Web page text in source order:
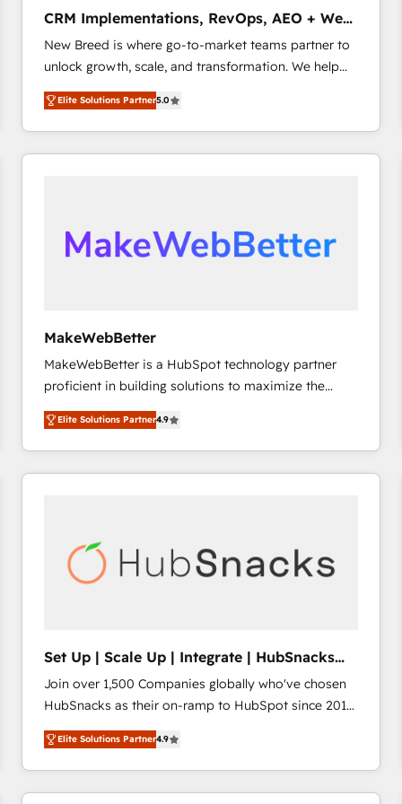
2️⃣ AIエージェント組織構築 営業・マーケティング業務
の一部をAIが自律実行する組織への移行を設計・実装。
Breeze・Claude等をHubSpotと連携させ、役割定義・
運用ルール・成果指標まで含めて設計します。 3️⃣ 全社
DX × AI推進のPMO伴走支援 複数部門をまたぐDX×AI変
革を、構想から実装・定着までPMOとして主導。「設
定の代行ではなく、設計の責任」を引き受け、部門横断
提供。 ▸ 既存CRM・MAからの移行支援：Salesforce・
ンツとサイト構造を最適化。 🏆 なぜ100incを選ぶの
ード受賞・HUGリーダー ✓ ISO27001:2022 /
ISO9001:2015 取得 ✓ 400社以上の導入実績 ✓
HubSpot大百科 出版 CRM・AI活用に関するご相談、現
CRM Implementations, RevOps, AEO + Web,
Demand Gen
New Breed is where go-to-market teams partner to
unlock growth, scale, and transformation. We help
companies activate HubSpot’s AI-powered
customer platform and operationalize HubSpot’s
Loop Marketing framework through expert-led
services, smart agents, and purpose-built apps,
🎯Demand Gen & ABM: Drive pipeline with inbound,
ABM, AEO, SEO, & paid media that fuel growth. 👩‍💻
configure HubSpot AI, & maximize AEO with tailored
AI services. 🧩Integrations: Extend HubSpot with
custom integrations, hosting, & maintenance. As
HubSpot’s only Elite Partner with all 8 Accreditations
and a 3× Partner of the Year, New Breed turns
HubSpot into your engine for measurable, durable
growth.
Elite Solutions Partner5.0
MakeWebBetter
MakeWebBetter is a HubSpot technology partner
proficient in building solutions to maximize the
operational efficiency of HubSpot. The fastest-
growing tech-enabler & facilitator, MakeWebBetter,
hands you the blend of HubSpot expertise &
eminent solutions & integrations. Trust us to
Premier Partner 2023 🌟5 HubSpot Accreditations 🌟
Won HubSpot Theme Challenge 2021 🌟INBOUND’19
HubSpot experience ✔️Flexible pricing models —
Hourly-fee (assigned one Dedicated HubSpot
Admin); Monthly-fee (HubSpot Admin + Project
Manager); and Fixed Project Cost (as per
requirement). ✔️Helped over 25,000+ customers so
far with our HubSpot solutions. ✔️Bespoke apps &
on-demand bundle services. Connect with us today!
Elite Solutions Partner4.9
Set Up | Scale Up | Integrate | HubSnacks
FlexPlan
Join over 1,500 Companies globally who've chosen
HubSnacks as their on-ramp to HubSpot since 2014
Simple pay-as-you-go plans that accelerate value...
1️⃣ Set Up | Onboarding New or Check-fixing existing
HubSpot portals 2️⃣ Scale Up | 100% HubSpot Task
Execution... Global 24/7 ... All Experts 3️⃣ Integrate |
Elite Solutions Partner4.9